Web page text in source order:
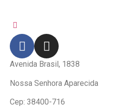
Avenida Brasil, 1838
Nossa Senhora Aparecida
Cep: 38400-716